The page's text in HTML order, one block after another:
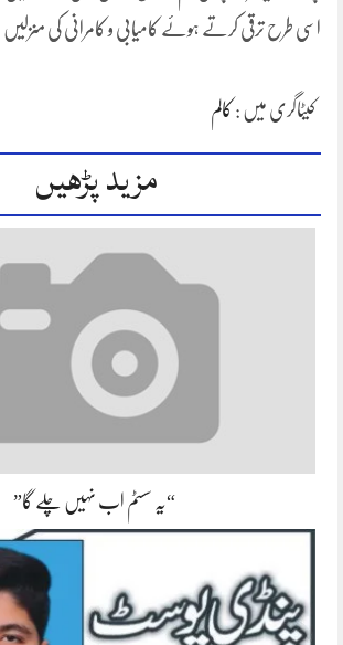
اسی طرح ترقی کرتے ہوئے کامیابی و کامرانی کی
کیٹاگری میں : کالم
مزید پڑھیں
“یہ سسٹم اب نہیں چلے گا”